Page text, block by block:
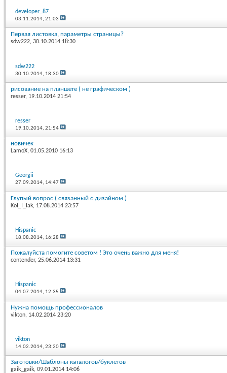
developer_87
03.11.2014,21:03
Первая листовка, параметры страницы?
sdw222, 30.10.2014 18:30
sdw222
30.10.2014, 18:30
рисование на планшете ( не графическом )
resser, 19.10.2014 21:54
resser
19.10.2014,21:54
новичек
LamoX, 01.05.2010 16:13
Georgii
27.09.2014, 14:47
Глупый вопрос ( связанный с дизайном )
KoI_I_Iak, 17.08.2014 23:57
Hispanic
18.08.2014, 16:28
Пожалуйста помогите советом ! Это очень важно для меня!
contender, 25.06.2014 13:31
Hispanic
04.07.2014, 12:35
Нужна помощь профессионалов
vikton, 14.02.2014 23:20
vikton
14.02.2014,23:20
Заготовки/Шаблоны каталогов/буклетов
gaik_gaik, 09.01.2014 14:06